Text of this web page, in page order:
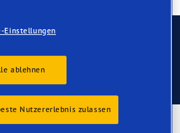
Einstellungen
ablehnen
Nutzererlebnis zulassen